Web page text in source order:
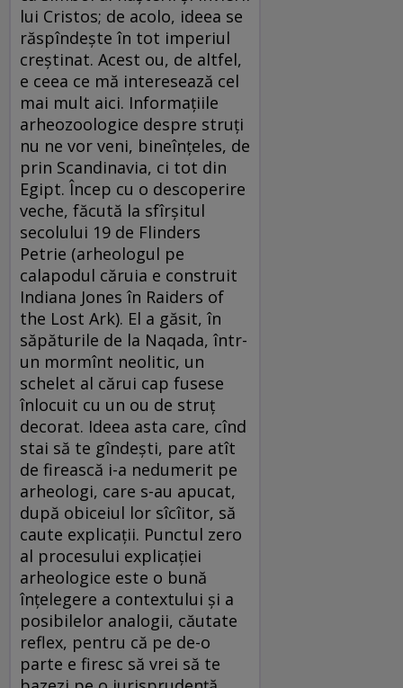
lui Cristos; de acolo, ideea se
răspîndește în tot imperiul
creștinat. Acest ou, de altfel,
e ceea ce mă interesează cel
mai mult aici. Informațiile
arheozoologice despre struți
nu ne vor veni, bineînțeles, de
prin Scandinavia, ci tot din
Egipt. Încep cu o descoperire
veche, făcută la sfîrșitul
secolului 19 de Flinders
Petrie (arheologul pe
calapodul căruia e construit
Indiana Jones în Raiders of
the Lost Ark). El a găsit, în
săpăturile de la Naqada, într-
un mormînt neolitic, un
schelet al cărui cap fusese
înlocuit cu un ou de struț
decorat. Ideea asta care, cînd
stai să te gîndești, pare atît
de firească i-a nedumerit pe
arheologi, care s-au apucat,
după obiceiul lor sîcîitor, să
caute explicații. Punctul zero
al procesului explicației
arheologice este o bună
înțelegere a contextului și a
posibilelor analogii, căutate
reflex, pentru că pe de-o
parte e firesc să vrei să te